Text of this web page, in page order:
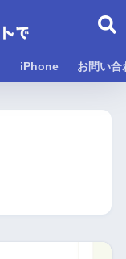
iPhone お問い合